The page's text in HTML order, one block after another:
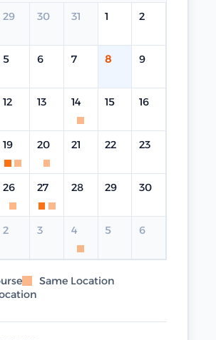
29 30 31 1 2
5 6 7 8 9
12 13 14 15 16
19 20 21 22 23
26 27 28 29 30
2 3 4 5 6
Same Location